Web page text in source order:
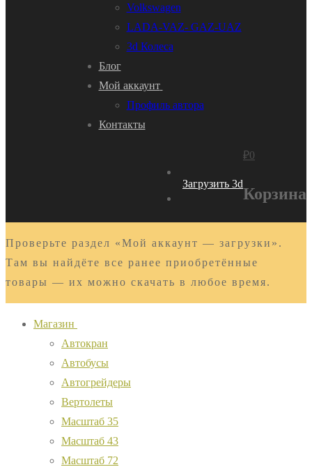
Volkswagen
LADA-VAZ- GAZ-UAZ
3d Колеса
Блог
Мой аккаунт
Профиль автора
Контакты
Загрузить 3d
₽0
Корзина
Проверьте раздел «Мой аккаунт — загрузки».
Там вы найдёте все ранее приобретённые
товары — их можно скачать в любое время.
Магазин
Автокран
Автобусы
Автогрейдеры
Вертолеты
Масштаб 35
Масштаб 43
Масштаб 72